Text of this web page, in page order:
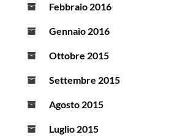
Febbraio 2016
Gennaio 2016
Ottobre 2015
Settembre 2015
Agosto 2015
Luglio 2015